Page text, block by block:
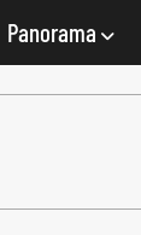
Panorama